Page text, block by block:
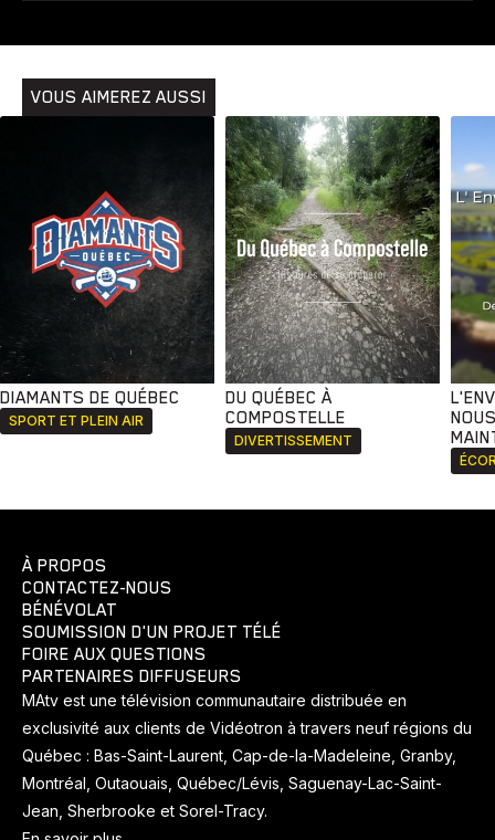
VOUS AIMEREZ AUSSI
DIAMANTS DE QUÉBEC
SPORT ET PLEIN AIR
DU QUÉBEC À
COMPOSTELLE
DIVERTISSEMENT
À PROPOS
CONTACTEZ-NOUS
BÉNÉVOLAT
SOUMISSION D'UN PROJET TÉLÉ
FOIRE AUX QUESTIONS
PARTENAIRES DIFFUSEURS
MAtv est une télévision communautaire distribuée en
exclusivité aux clients de Vidéotron à travers neuf régions du
Québec : Bas-Saint-Laurent, Cap-de-la-Madeleine, Granby,
Montréal, Outaouais, Québec/Lévis, Saguenay-Lac-Saint-
Jean, Sherbrooke et Sorel-Tracy.